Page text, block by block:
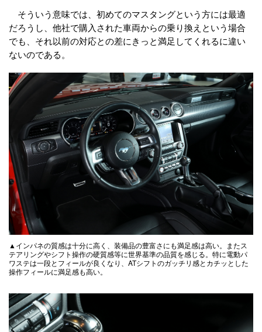
そういう意味では、初めてのマスタングという方には最適
だろうし、他社で購入された車両からの乗り換えという場合
でも、それ以前の対応との差にきっと満足してくれるに違い
ないのである。
▲インパネの質感は十分に高く、装備品の豊富さにも満足感は高い。またス
テアリングやシフト操作の硬質感等に世界基準の品質を感じる。特に電動パ
ワステは一段とフィールが良くなり、ATシフトのガッチリ感とカチッとした
操作フィールに満足感も高い。